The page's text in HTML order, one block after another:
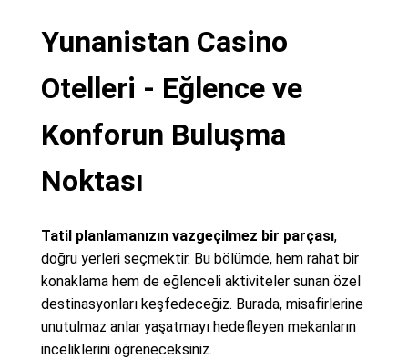
Yunanistan Casino
Otelleri - Eğlence ve
Konforun Buluşma
Noktası
Tatil planlamanızın vazgeçilmez bir parçası,
doğru yerleri seçmektir. Bu bölümde, hem rahat bir
konaklama hem de eğlenceli aktiviteler sunan özel
destinasyonları keşfedeceğiz. Burada, misafirlerine
unutulmaz anlar yaşatmayı hedefleyen mekanların
inceliklerini öğreneceksiniz.